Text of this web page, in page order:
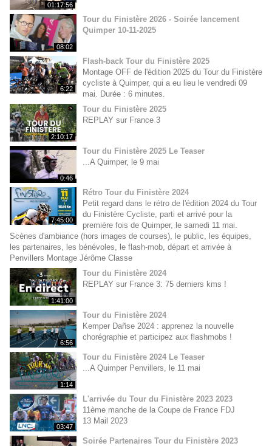
01:17:56
08:02
Tour du Finistère 2026 - Soirée lancement
Quimper 10-11-2025
6:22
Flash-back Tour du Finistère 2025
Montage OFF de l'édition 2025 du Tour du Finistère
cycliste à Quimper, qui a eu lieu le vendredi 09
mai. Durée : 6 minutes.
2:10:17
Tour du Finistère 2025
REPLAY sur France 3
0:46
Tour du Finistère 2025 Le Teaser
...A Quimper, le 9 mai
7:45:00
Rétro Tour du Finistère 2024
Petit regard dans le rétro de l'édition 2024 du Tour
du Finistère Cycliste, parti et arrivé pour la
première fois de Quimper, le samedi 11 mai.
Scènes d'ambiance (hors images de courses), le public, les équipes,
les partenaires, les bénévoles, le flash-mob, départ et arrivée à
Penvillers Montage Jérôme Classe
1:41:00
Tour du Finistère 2024
REPLAY sur France 3: 75 derniers kms !
6:56
Tour du Finistère 2024
Kemper Dañse 2024 : apprenez la nouvelle
chorégraphie et participez aux flashmobs !
1:14
Tour du Finistère 2024 Le Teaser
...A Quimper Penvillers, le 11 mai
03:47
L'arrivée du Tour du Finistère 2023 2023
11ème manche de la Coupe de France FDJ
13 Mail 2023
Soirée Partenaires Tour du Finistère 2023